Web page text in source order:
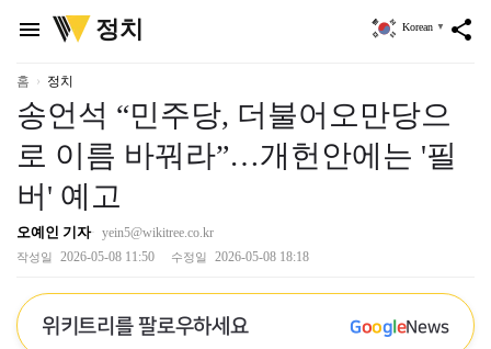
menu
위
키
정치 share
Korean ▼
홈 정치
송언석 “민주당, 더불어오만당으
로 이름 바꿔라”…개헌안에는 '필
버' 예고
오예인 기자 yein5@wikitree.co.kr
작성일 2026-05-08 11:50 수정일 2026-05-08 18:18
위키트리를 팔로우하세요 GoogleNews